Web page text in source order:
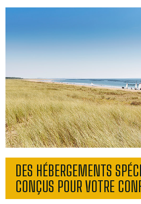
DES HÉBERGEMENTS
CONÇUS POUR VOTRE